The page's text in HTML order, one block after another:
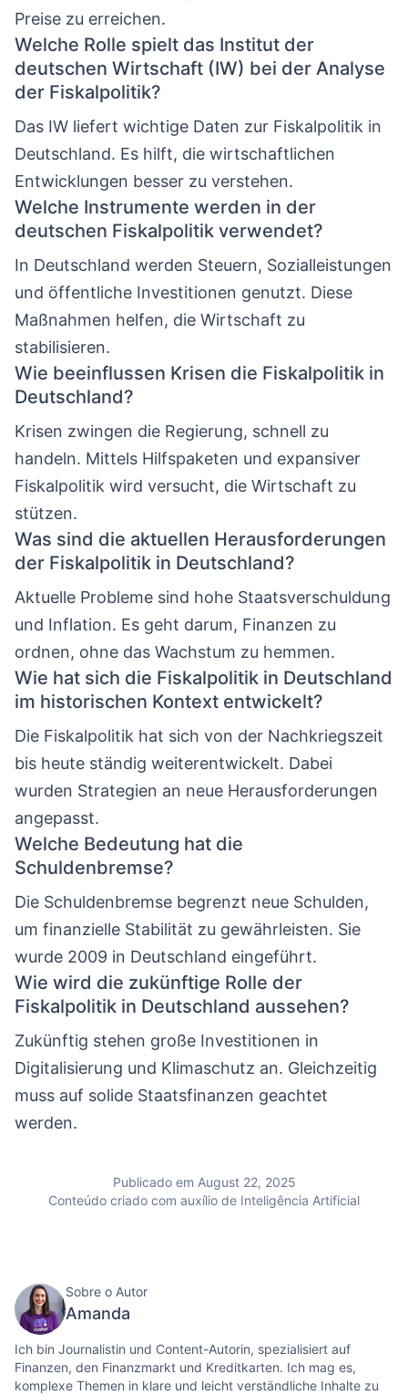
Preise zu erreichen.
Welche Rolle spielt das Institut der
deutschen Wirtschaft (IW) bei der Analyse
der Fiskalpolitik?
Das IW liefert wichtige Daten zur Fiskalpolitik in
Deutschland. Es hilft, die wirtschaftlichen
Entwicklungen besser zu verstehen.
Welche Instrumente werden in der
deutschen Fiskalpolitik verwendet?
In Deutschland werden Steuern, Sozialleistungen
und öffentliche Investitionen genutzt. Diese
Maßnahmen helfen, die Wirtschaft zu
stabilisieren.
Wie beeinflussen Krisen die Fiskalpolitik in
Deutschland?
Krisen zwingen die Regierung, schnell zu
handeln. Mittels Hilfspaketen und expansiver
Fiskalpolitik wird versucht, die Wirtschaft zu
stützen.
Was sind die aktuellen Herausforderungen
der Fiskalpolitik in Deutschland?
Aktuelle Probleme sind hohe Staatsverschuldung
und Inflation. Es geht darum, Finanzen zu
ordnen, ohne das Wachstum zu hemmen.
Wie hat sich die Fiskalpolitik in Deutschland
im historischen Kontext entwickelt?
Die Fiskalpolitik hat sich von der Nachkriegszeit
bis heute ständig weiterentwickelt. Dabei
wurden Strategien an neue Herausforderungen
angepasst.
Welche Bedeutung hat die
Schuldenbremse?
Die Schuldenbremse begrenzt neue Schulden,
um finanzielle Stabilität zu gewährleisten. Sie
wurde 2009 in Deutschland eingeführt.
Wie wird die zukünftige Rolle der
Fiskalpolitik in Deutschland aussehen?
Zukünftig stehen große Investitionen in
Digitalisierung und Klimaschutz an. Gleichzeitig
muss auf solide Staatsfinanzen geachtet
werden.
Publicado em August 22, 2025
Conteúdo criado com auxílio de Inteligência Artificial
Sobre o Autor
Amanda
Ich bin Journalistin und Content-Autorin, spezialisiert auf
Finanzen, den Finanzmarkt und Kreditkarten. Ich mag es,
komplexe Themen in klare und leicht verständliche Inhalte zu